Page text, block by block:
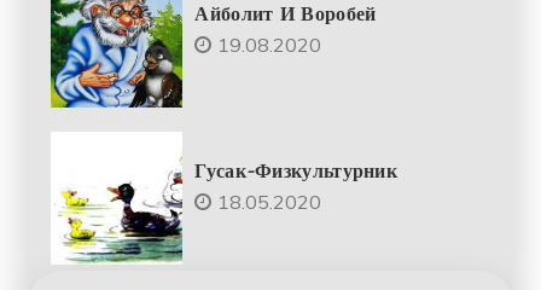
Айболит И Воробей
19.08.2020
Гусак-Физкультурник
18.05.2020